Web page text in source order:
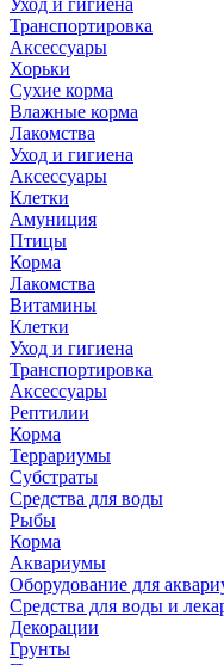
Уход и гигиена
Транспортировка
Аксессуары
Хорьки
Сухие корма
Влажные корма
Лакомства
Уход и гигиена
Аксессуары
Клетки
Амуниция
Птицы
Корма
Лакомства
Витамины
Клетки
Уход и гигиена
Транспортировка
Аксессуары
Рептилии
Корма
Террариумы
Субстраты
Средства для воды
Рыбы
Корма
Аквариумы
Оборудование для
Средства для воды и
Декорации
Грунты